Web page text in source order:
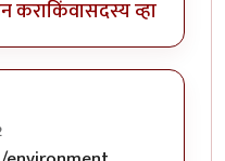
कराकिंवासदस्य व्हा